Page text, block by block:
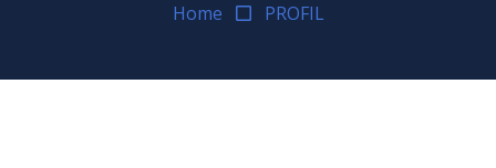
Home PROFIL